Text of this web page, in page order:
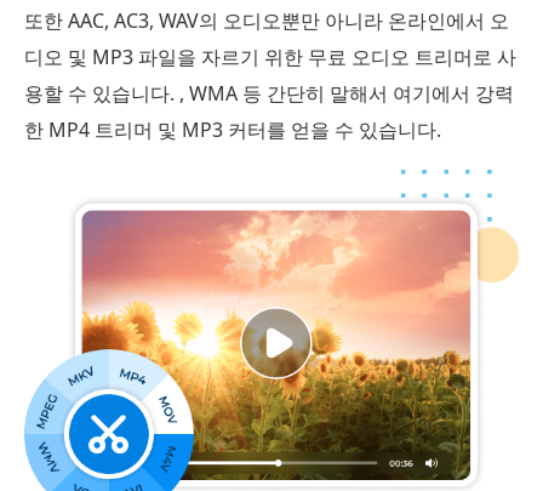
또한 AAC, AC3, WAV의 오디오뿐만 아니라 온라인에서 오
디오 및 MP3 파일을 자르기 위한 무료 오디오 트리머로 사
용할 수 있습니다. , WMA 등 간단히 말해서 여기에서 강력
한 MP4 트리머 및 MP3 커터를 얻을 수 있습니다.